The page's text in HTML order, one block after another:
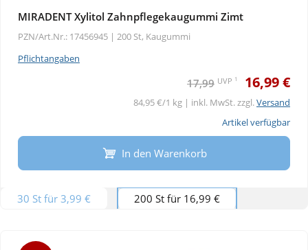
MIRADENT Xylitol Zahnpflegekaugummi Zimt
PZN/Art.Nr.: 17456945 | 200 St, Kaugummi
Pflichtangaben
17,99 UVP 1 16,99 €
84,95 €/1 kg | inkl. MwSt. zzgl.Versand
Artikel verfügbar
In den Warenkorb
30 St für 3,99 € 200 St für 16,99 €